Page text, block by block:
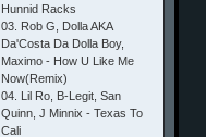
Hunnid Racks
03. Rob G, Dolla AKA
Da'Costa Da Dolla Boy,
Maximo - How U Like Me
Now(Remix)
04. Lil Ro, B-Legit, San
Quinn, J Minnix - Texas To
Cali